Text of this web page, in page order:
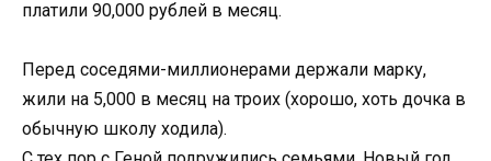
платили 90,000 рублей в месяц.
Перед соседями-миллионерами держали марку,
жили на 5,000 в месяц на троих (хорошо, хоть дочка в
обычную школу ходила).